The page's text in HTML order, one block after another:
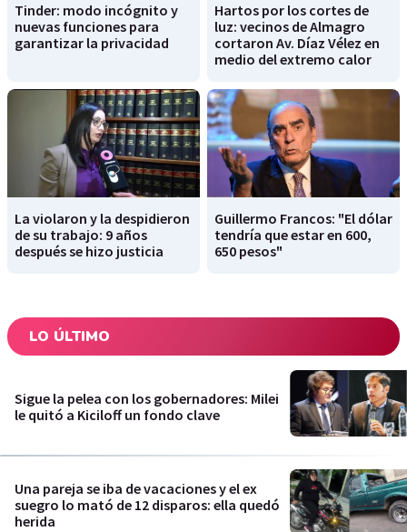
Tinder: modo incógnito y
nuevas funciones para
garantizar la privacidad
Hartos por los cortes de
luz: vecinos de Almagro
cortaron Av. Díaz Vélez en
medio del extremo calor
La violaron y la despidieron
de su trabajo: 9 años
después se hizo justicia
Guillermo Francos: "El dólar
tendría que estar en 600,
650 pesos"
LO ÚLTIMO
Sigue la pelea con los gobernadores: Milei
le quitó a Kiciloff un fondo clave
Una pareja se iba de vacaciones y el ex
suegro lo mató de 12 disparos: ella quedó
herida